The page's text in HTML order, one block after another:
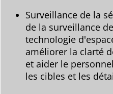
Surveillance de la
de la surveillance
technologie
améliorer la clarté
et aider le
les cibles et les